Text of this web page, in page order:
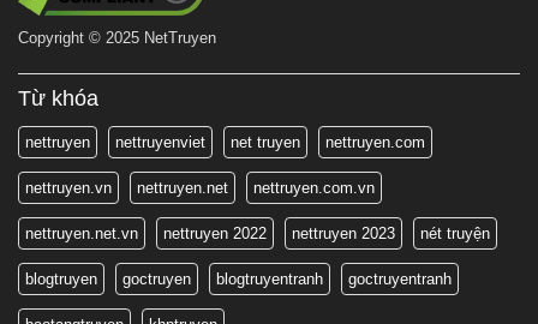
Copyright © 2025 NetTruyen
Từ khóa
nettruyen nettruyenviet net truyen nettruyen.com
nettruyen.vn nettruyen.net nettruyen.com.vn
nettruyen.net.vn nettruyen 2022 nettruyen 2023 nét truyện
blogtruyen goctruyen blogtruyentranh goctruyentranh